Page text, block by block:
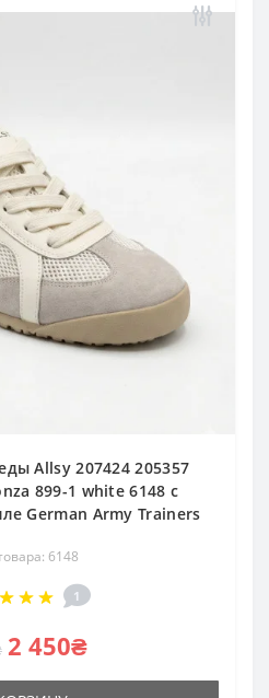
Allsy 207424 205357
899-1 white 6148 с
German Army Trainers
6148
1
2 450₴